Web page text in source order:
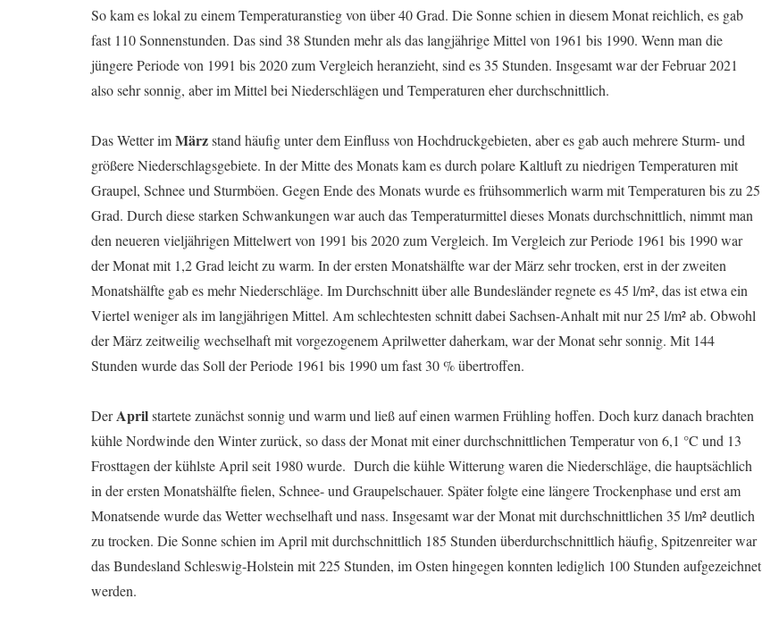
So kam es lokal zu einem Temperaturanstieg von über 40 Grad. Die Sonne schien in diesem Monat reichlich, es gab
fast 110 Sonnenstunden. Das sind 38 Stunden mehr als das langjährige Mittel von 1961 bis 1990. Wenn man die
jüngere Periode von 1991 bis 2020 zum Vergleich heranzieht, sind es 35 Stunden. Insgesamt war der Februar 2021
also sehr sonnig, aber im Mittel bei Niederschlägen und Temperaturen eher durchschnittlich.
Das Wetter imMärzstand häufig unter dem Einfluss von Hochdruckgebieten, aber es gab auch mehrere Sturm- und
größere Niederschlagsgebiete. In der Mitte des Monats kam es durch polare Kaltluft zu niedrigen Temperaturen mit
Graupel, Schnee und Sturmböen. Gegen Ende des Monats wurde es frühsommerlich warm mit Temperaturen bis zu 25
Grad. Durch diese starken Schwankungen war auch das Temperaturmittel dieses Monats durchschnittlich, nimmt man
den neueren vieljährigen Mittelwert von 1991 bis 2020 zum Vergleich. Im Vergleich zur Periode 1961 bis 1990 war
der Monat mit 1,2 Grad leicht zu warm. In der ersten Monatshälfte war der März sehr trocken, erst in der zweiten
Monatshälfte gab es mehr Niederschläge. Im Durchschnitt über alle Bundesländer regnete es 45 l/m², das ist etwa ein
Viertel weniger als im langjährigen Mittel. Am schlechtesten schnitt dabei Sachsen-Anhalt mit nur 25 l/m² ab. Obwohl
der März zeitweilig wechselhaft mit vorgezogenem Aprilwetter daherkam, war der Monat sehr sonnig. Mit 144
Stunden wurde das Soll der Periode 1961 bis 1990 um fast 30 % übertroffen.
DerAprilstartete zunächst sonnig und warm und ließ auf einen warmen Frühling hoffen. Doch kurz danach brachten
kühle Nordwinde den Winter zurück, so dass der Monat mit einer durchschnittlichen Temperatur von 6,1 °C und 13
Frosttagen der kühlste April seit 1980 wurde. Durch die kühle Witterung waren die Niederschläge, die hauptsächlich
in der ersten Monatshälfte fielen, Schnee- und Graupelschauer. Später folgte eine längere Trockenphase und erst am
Monatsende wurde das Wetter wechselhaft und nass. Insgesamt war der Monat mit durchschnittlichen 35 l/m² deutlich
zu trocken. Die Sonne schien im April mit durchschnittlich 185 Stunden überdurchschnittlich häufig, Spitzenreiter war
das Bundesland Schleswig-Holstein mit 225 Stunden, im Osten hingegen konnten lediglich 100 Stunden aufgezeichnet
werden.